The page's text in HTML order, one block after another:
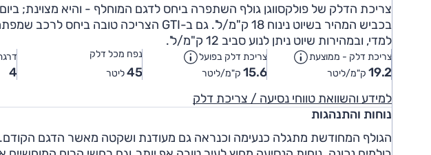
למדי, ובמהירות שיוט ניתן לנוע סביב 12 ק"מ/ל'.
צריכת דלק - ממוצעת
19.2 ק"מ/ליטר
צריכת דלק בפועל
15.6 ק"מ/ליטר
נפח מכל דלק
45ליטר
4
למידע והשוואת טווחי נסיעה / צריכת דלק
נוחות והתנהגות
הגולף המחודשת מתגלה כנעימה וכנראה גם מעודנת ושקטה מאשר הדגם הקודם.